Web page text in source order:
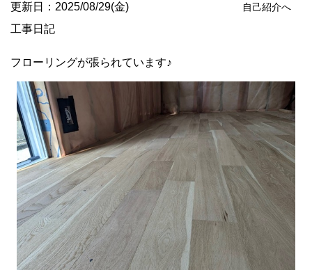
自己紹介へ
更新日：2025/08/29(金)
工事日記
フローリングが張られています♪